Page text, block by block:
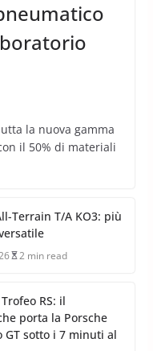
la nuova gamma
il 50% di materiali
Terrain T/A KO3: più
2 min read
RS: il
porta la Porsche
GT sotto i 7 minuti al